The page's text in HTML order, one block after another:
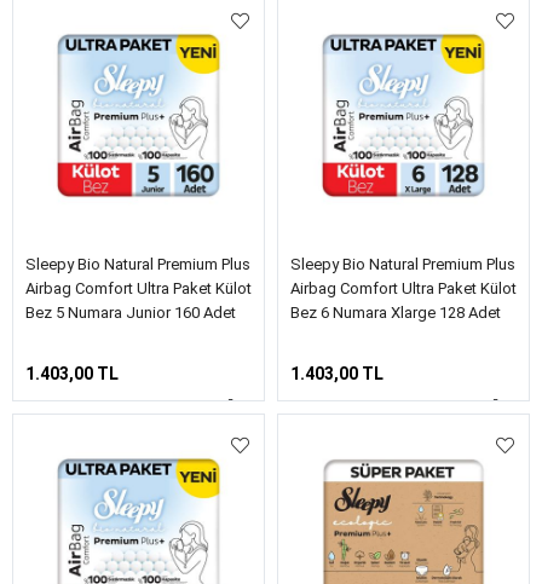
Sleepy Bio Natural Premium Plus
Airbag Comfort Ultra Paket Külot
Bez 5 Numara Junior 160 Adet
1.403,00 TL
Sleepy Bio Natural Premium Plus
Airbag Comfort Ultra Paket Külot
Bez 6 Numara Xlarge 128 Adet
1.403,00 TL